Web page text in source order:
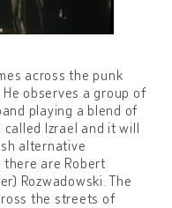
across the punk
observes a group of
playing a blend of
called Izrael and it will
alternative
there are Robert
Rozwadowski. The
the streets of